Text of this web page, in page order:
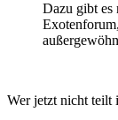
Dazu gibt es
Wer jetzt nicht teilt